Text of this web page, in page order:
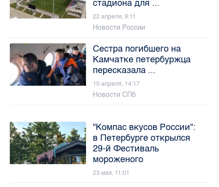
стадиона для ...
22 апреля, 9:11
Новости России
Сестра погибшего на
Камчатке петербуржца
пересказала ...
10 апреля, 14:17
Новости СПб
"Компас вкусов России":
в Петербурге открылся
29-й Фестиваль
мороженого
23 мая, 11:01